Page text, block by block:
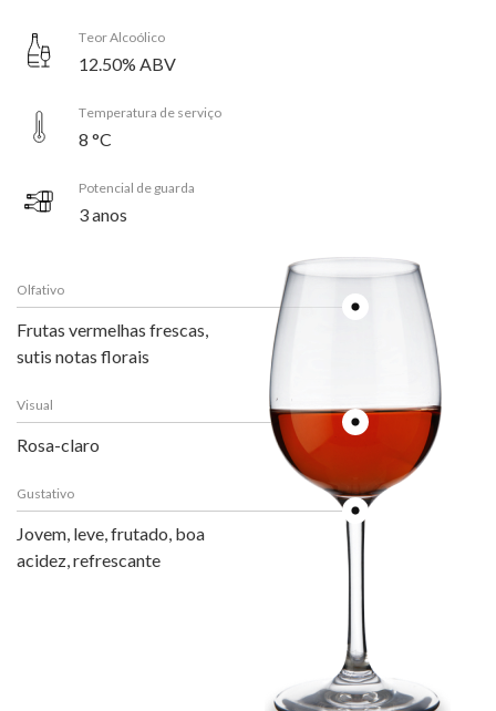
Teor Alcoólico
12.50% ABV
Temperatura de serviço
8 °C
Potencial de guarda
3 anos
Olfativo
Frutas vermelhas frescas,
sutis notas florais
Visual
Rosa-claro
Gustativo
Jovem, leve, frutado, boa
acidez, refrescante